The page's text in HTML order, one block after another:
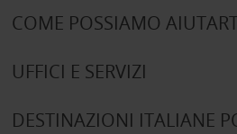
COME POSSIAMO
UFFICI E SERVIZI
DESTINAZIONI ITALIANE